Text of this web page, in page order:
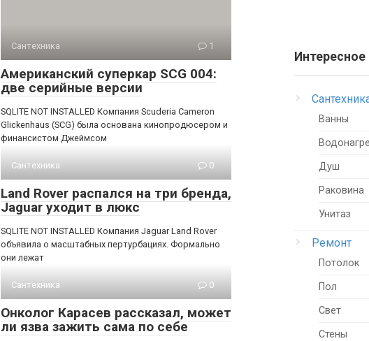
Сантехника 1
Американский суперкар SCG 004:
две серийные версии
SQLITE NOT INSTALLED Компания Scuderia Cameron
Glickenhaus (SCG) была основана кинопродюсером и
финансистом Джеймсом
Сантехника 0
Land Rover распался на три бренда,
Jaguar уходит в люкс
SQLITE NOT INSTALLED Компания Jaguar Land Rover
объявила о масштабных пертурбациях. Формально
они лежат
Сантехника 0
Онколог Карасев рассказал, может
ли язва зажить сама по себе
Интересное
Ванны
Душ
Раковина
Унитаз
Ремонт
Потолок
Пол
Свет
Стены